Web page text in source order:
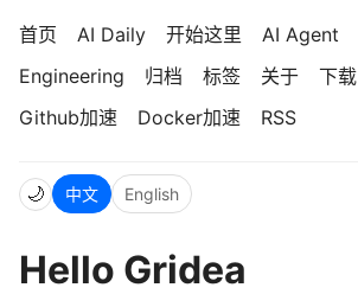
首页 AI Daily 开始这里 AI Agent
Engineering
归档 标签 关于 下载
Github加速
Docker加速 RSS
🌙 中文 English
Hello Gridea